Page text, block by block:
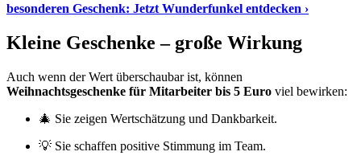
besonderen Geschenk: Jetzt Wunderfunkel entdecken ›
Kleine Geschenke – große Wirkung
Auch wenn der Wert überschaubar ist, können
Weihnachtsgeschenke für Mitarbeiter bis 5 Euro viel bewirken:
🎄 Sie zeigen Wertschätzung und Dankbarkeit.
💡 Sie schaffen positive Stimmung im Team.